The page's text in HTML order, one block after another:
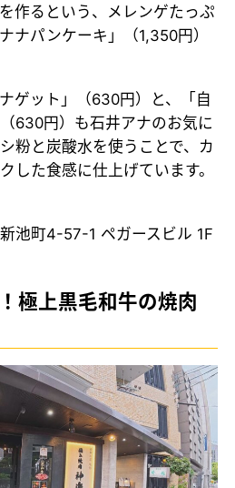
作るという、メレンゲたっぷ
ナパンケーキ」（1,350円）
ゲット」（630円）と、「自
630円）も石井アナのお気に
粉と炭酸水を使うことで、カ
した食感に仕上げています。
池町4-57-1 ペガースビル 1F
極上黒毛和牛の焼肉